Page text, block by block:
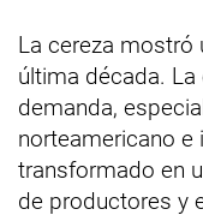
La cereza mostró
última década.
demanda,
norteamericano e
transformado en
de productores y